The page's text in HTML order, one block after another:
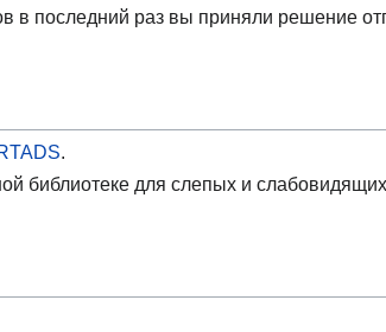
в последний раз вы приняли решение
.
библиотеке для слепых и